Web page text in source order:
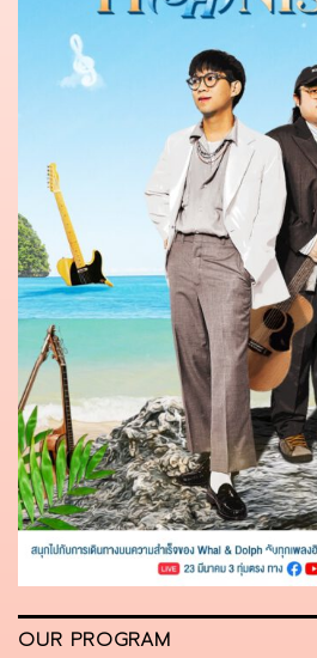
OUR PROGRAM